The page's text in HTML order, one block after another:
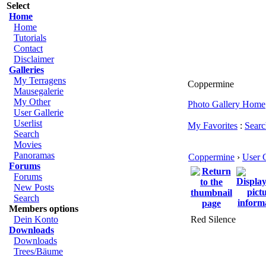
Select
Home
Home
Tutorials
Contact
Disclaimer
Galleries
My Terragens
Mausegalerie
My Other
User Gallerie
Userlist
Search
Movies
Panoramas
Forums
Forums
New Posts
Search
Members options
Dein Konto
Downloads
Downloads
Trees/Bäume
Coppermine
Photo Gallery Home
My Favorites :
Coppermine › User
Red Silence